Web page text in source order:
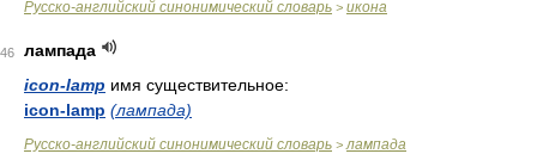
Русско-английский синонимический словарь > икона
46
лампада
icon-lamp имя существительное:
icon-lamp (лампада)
Русско-английский синонимический словарь > лампада